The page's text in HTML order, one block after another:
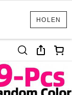
HOLEN